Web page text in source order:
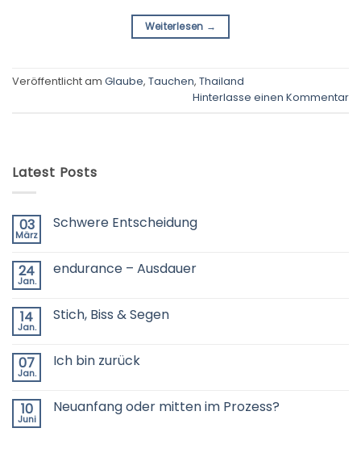
Weiterlesen →
Veröffentlicht am Glaube, Tauchen, Thailand
Hinterlasse einen Kommentar
Latest Posts
03
März
Schwere Entscheidung
Schwere
24
Jan.
endurance – Ausdauer
endurance
14
Jan.
Stich, Biss & Segen
Stich,
07
Jan.
Ich bin zurück
Ich
10
Juni
Neuanfang oder mitten im Prozess?